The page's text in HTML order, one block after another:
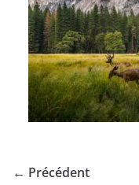
← Précédent